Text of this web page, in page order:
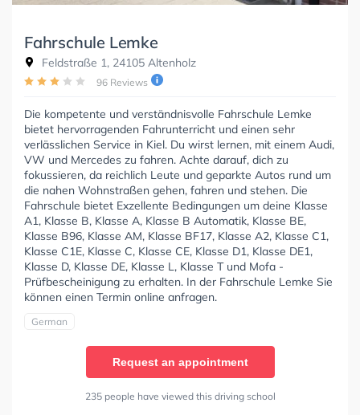
Fahrschule Lemke
Feldstraße 1, 24105 Altenholz
96 Reviews
Die kompetente und verständnisvolle Fahrschule Lemke
bietet hervorragenden Fahrunterricht und einen sehr
verlässlichen Service in Kiel. Du wirst lernen, mit einem Audi,
VW und Mercedes zu fahren. Achte darauf, dich zu
fokussieren, da reichlich Leute und geparkte Autos rund um
die nahen Wohnstraßen gehen, fahren und stehen. Die
Fahrschule bietet Exzellente Bedingungen um deine Klasse
A1, Klasse B, Klasse A, Klasse B Automatik, Klasse BE,
Klasse B96, Klasse AM, Klasse BF17, Klasse A2, Klasse C1,
Klasse C1E, Klasse C, Klasse CE, Klasse D1, Klasse DE1,
Klasse D, Klasse DE, Klasse L, Klasse T und Mofa -
Prüfbescheinigung zu erhalten. In der Fahrschule Lemke Sie
können einen Termin online anfragen.
German
Request an appointment
235 people have viewed this driving school